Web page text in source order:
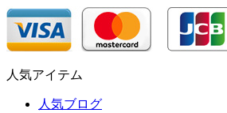
人気アイテム
人気ブログ